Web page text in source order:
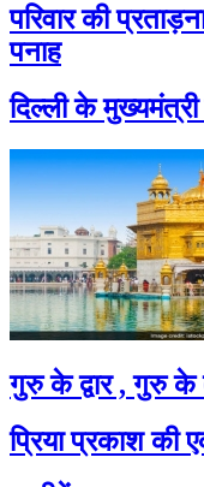
परिवार की
पनाह
दिल्ली के
गुरु के द्वार , गुरु के
प्रिया प्रकाश की